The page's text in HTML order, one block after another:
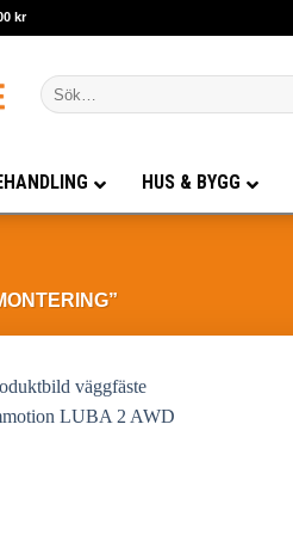
kr
Sök
efter:
HUS & BYGG